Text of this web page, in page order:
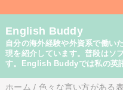
English Buddy
自分の海外経験や外資系で働い
現を紹介しています。普段はソ
す。English Buddyでは私の英
ホーム / 色々な言い方がある